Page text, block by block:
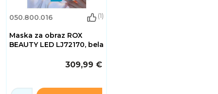
050.800.016 (1)
Maska za obraz ROX
BEAUTY LED LJ72170, bela
309,99 €